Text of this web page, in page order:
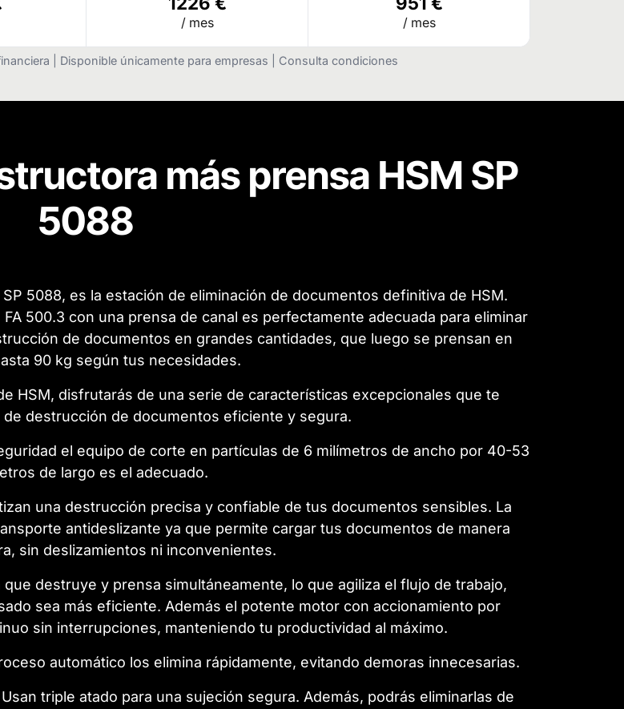
/ mes / mes
| Disponible únicamente para empresas | Consulta condiciones
más prensa HSM SP
5088
5088, es la estación de eliminación de documentos definitiva de HSM.
500.3 con una prensa de canal es perfectamente adecuada para eliminar
de documentos en grandes cantidades, que luego se prensan en
90 kg según tus necesidades.
HSM, disfrutarás de una serie de características excepcionales que te
destrucción de documentos eficiente y segura.
el equipo de corte en partículas de 6 milímetros de ancho por 40-53
de largo es el adecuado.
una destrucción precisa y confiable de tus documentos sensibles. La
antideslizante ya que permite cargar tus documentos de manera
sin deslizamientos ni inconvenientes.
destruye y prensa simultáneamente, lo que agiliza el flujo de trabajo,
sea más eficiente. Además el potente motor con accionamiento por
sin interrupciones, manteniendo tu productividad al máximo.
automático los elimina rápidamente, evitando demoras innecesarias.
triple atado para una sujeción segura. Además, podrás eliminarlas de